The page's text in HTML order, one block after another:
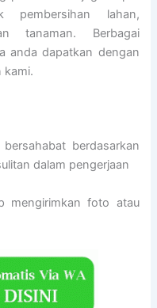
pembersihan lahan,
tanaman. Berbagai
anda dapatkan dengan
kami.
berdasarkan
dalam pengerjaan
mengirimkan foto atau